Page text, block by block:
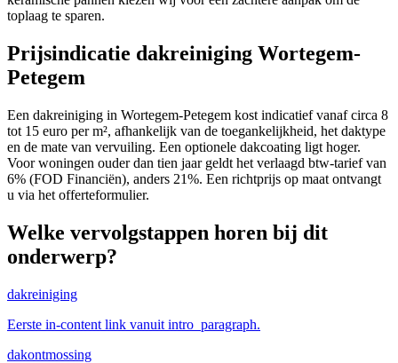
toplaag te sparen.
Prijsindicatie dakreiniging Wortegem-
Petegem
Een dakreiniging in Wortegem-Petegem kost indicatief vanaf circa 8
tot 15 euro per m², afhankelijk van de toegankelijkheid, het daktype
en de mate van vervuiling. Een optionele dakcoating ligt hoger.
Voor woningen ouder dan tien jaar geldt het verlaagd btw-tarief van
6% (FOD Financiën), anders 21%. Een richtprijs op maat ontvangt
u via het offerteformulier.
Welke vervolgstappen horen bij dit
onderwerp?
dakreiniging
Eerste in-content link vanuit intro_paragraph.
dakontmossing